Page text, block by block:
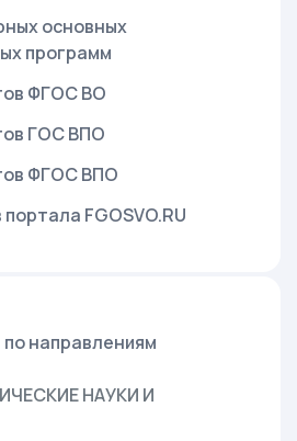
основных
программ
ФГОС ВО
ГОС ВПО
ФГОС ВПО
FGOSVO.RU
направлениям
НАУКИ И